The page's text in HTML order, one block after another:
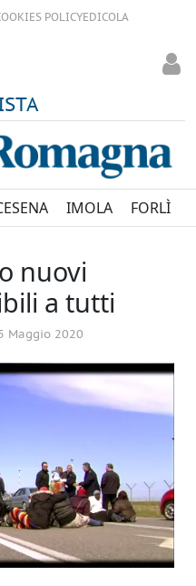
POLICYEDICOLA
IMOLA FORLÌ
nuovi
a tutti
Maggio 2020